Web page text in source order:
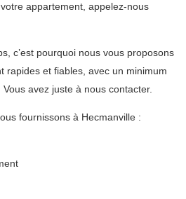
appartement, appelez-nous
c’est pourquoi nous vous proposons
rapides et fiables, avec un minimum
avez juste à nous contacter.
fournissons à Hecmanville :